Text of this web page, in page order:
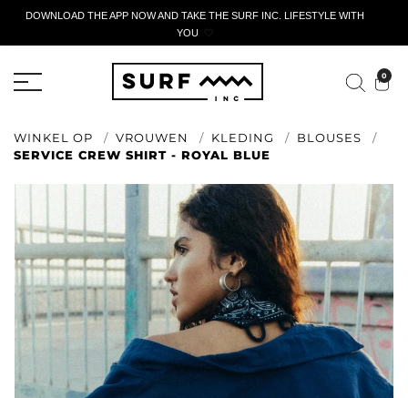
DOWNLOAD THE APP NOW AND TAKE THE SURF INC. LIFESTYLE WITH
YOU🤍
0
WINKEL OP VROUWEN KLEDING
BLOUSES
SERVICE CREW SHIRT - ROYAL BLUE
ACTIEF AANGIFTEFORMULIER